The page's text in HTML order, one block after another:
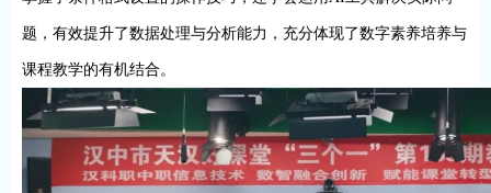
题，有效提升了数据处理与分析能力，充分体现了数字素养培养与
课程教学的有机结合。